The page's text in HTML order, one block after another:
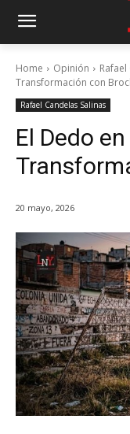
Home Opinión
Transformación con
Rafael Candelas Salinas
El Dedo
20 mayo, 2026